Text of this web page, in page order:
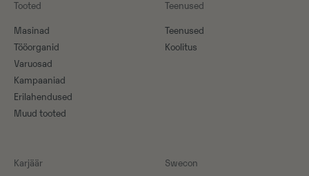
Tooted
Masinad
Tööorganid
Varuosad
Kampaaniad
Erilahendused
Muud tooted
Teenused
Teenused
Koolitus
Karjäär Swecon